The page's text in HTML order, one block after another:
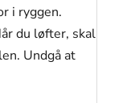
i ryggen.
du løfter, skal
Undgå at